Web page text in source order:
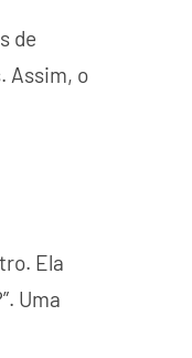
de
Assim, o
Ela
Uma